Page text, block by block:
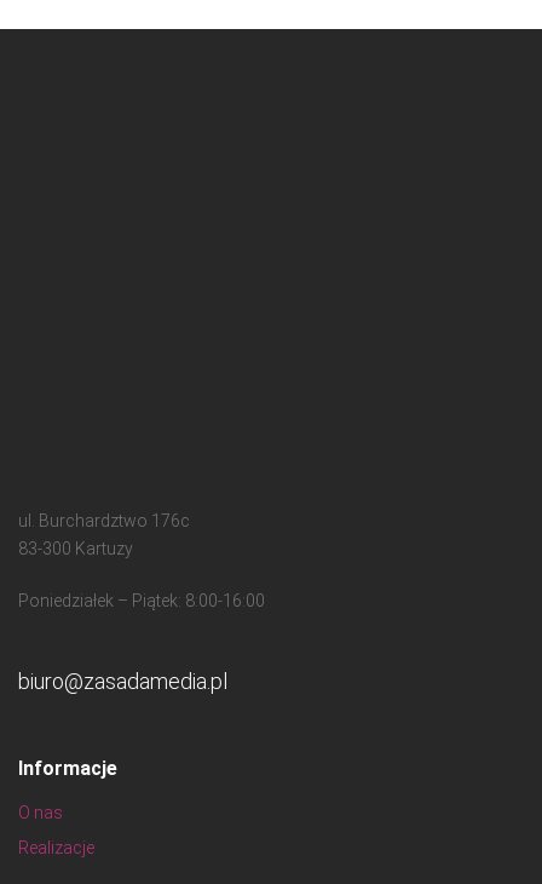
ul. Burchardztwo 176c
83-300 Kartuzy
Poniedziałek – Piątek: 8:00-16:00
biuro@zasadamedia.pl
Informacje
O nas
Realizacje